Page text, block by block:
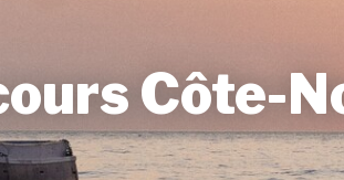
Côte-